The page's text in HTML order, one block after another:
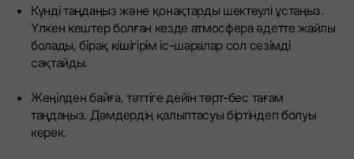
Күнді таңдаңыз және қонақтарды шектеулі ұстаңыз.
Үлкен кештер болған кезде атмосфера әдетте жайлы
болады, бірақ кішігірім іс-шаралар сол сезімді
сақтайды.
Жеңілден байға, тәттіге дейін төрт-бес тағам
таңдаңыз. Дәмдердің қалыптасуы біртіндеп болуы
керек.